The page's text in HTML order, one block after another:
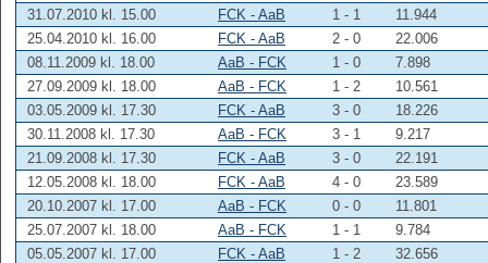
31.07.2010 kl. 15.00
FCK - AaB 1 - 1
11.944
25.04.2010 kl. 16.00
FCK - AaB 2 - 0
22.006
08.11.2009 kl. 18.00
AaB - FCK 1 - 0
7.898
27.09.2009 kl. 18.00
AaB - FCK 1 - 2
10.561
03.05.2009 kl. 17.30
FCK - AaB 3 - 0
18.226
30.11.2008 kl. 17.30
AaB - FCK 3 - 1
9.217
21.09.2008 kl. 17.30
FCK - AaB 3 - 0
22.191
12.05.2008 kl. 18.00
FCK - AaB 4 - 0
23.589
20.10.2007 kl. 17.00
AaB - FCK 0 - 0
11.801
25.07.2007 kl. 18.00
AaB - FCK 1 - 1
9.784
05.05.2007 kl. 17.00
FCK - AaB 1 - 2
32.656